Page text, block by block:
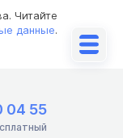
Читайте
данные.
04 55